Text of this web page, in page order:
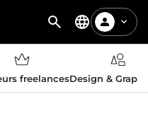
freelancesDesign &